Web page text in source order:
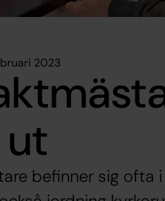
2023
befinner sig ofta